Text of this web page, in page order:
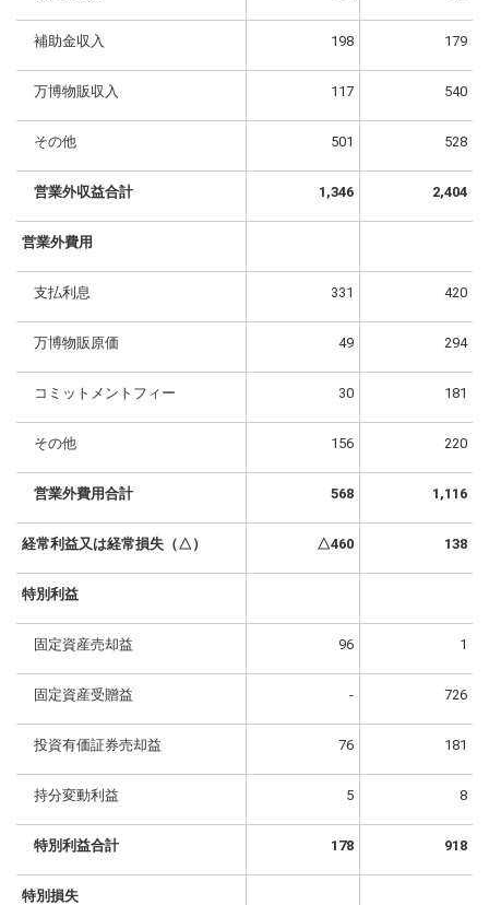
補助金収入 198 179
万博物販収入 117 540
その他 501 528
営業外収益合計 1,346 2,404
営業外費用
支払利息 331 420
万博物販原価 49 294
コミットメントフィー 30 181
その他 156 220
営業外費用合計 568 1,116
経常利益又は経常損失（△） △460 138
特別利益
固定資産売却益 96 1
固定資産受贈益 - 726
投資有価証券売却益 76 181
持分変動利益 5 8
特別利益合計 178 918
特別損失